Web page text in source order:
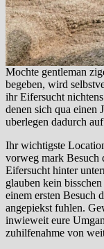
Mochte gentleman
begeben, wird
ihr Eifersucht
denen sich qua einen
uberlegen dadurch
Ihr wichtigste
vorweg mark Besuch
Eifersucht hinter
glauben kein
einem ersten Besuch
angepiekst fuhlen.
inwieweit eure
zuhilfenahme von